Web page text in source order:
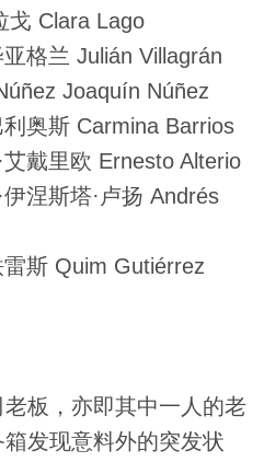
Clara Lago
Julián Villagrán
Núñez
Carmina Barrios
欧 Ernesto Alterio
塔·卢扬 Andrés
Gutiérrez
板，亦即其中一人的老
发现意料外的突发状